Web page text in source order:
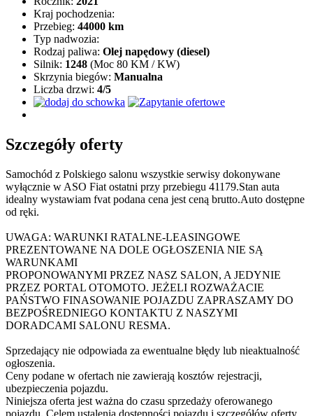
Kraj pochodzenia:
Przebieg: 44000 km
Typ nadwozia:
Rodzaj paliwa: Olej napędowy (diesel)
Silnik: 1248 (Moc 80 KM / KW)
Skrzynia biegów: Manualna
Liczba drzwi: 4/5
Szczegóły oferty
Samochód z Polskiego salonu wszystkie serwisy dokonywane
wyłącznie w ASO Fiat ostatni przy przebiegu 41179.Stan auta
idealny wystawiam fvat podana cena jest ceną brutto.Auto dostępne
od ręki.
UWAGA: WARUNKI RATALNE-LEASINGOWE
PREZENTOWANE NA DOLE OGŁOSZENIA NIE SĄ
WARUNKAMI
PROPONOWANYMI PRZEZ NASZ SALON, A JEDYNIE
PRZEZ PORTAL OTOMOTO. JEŻELI ROZWAŻACIE
PAŃSTWO FINASOWANIE POJAZDU ZAPRASZAMY DO
BEZPOŚREDNIEGO KONTAKTU Z NASZYMI
DORADCAMI SALONU RESMA.
Sprzedający nie odpowiada za ewentualne błędy lub nieaktualność
ogłoszenia.
Ceny podane w ofertach nie zawierają kosztów rejestracji,
ubezpieczenia pojazdu.
Niniejsza oferta jest ważna do czasu sprzedaży oferowanego